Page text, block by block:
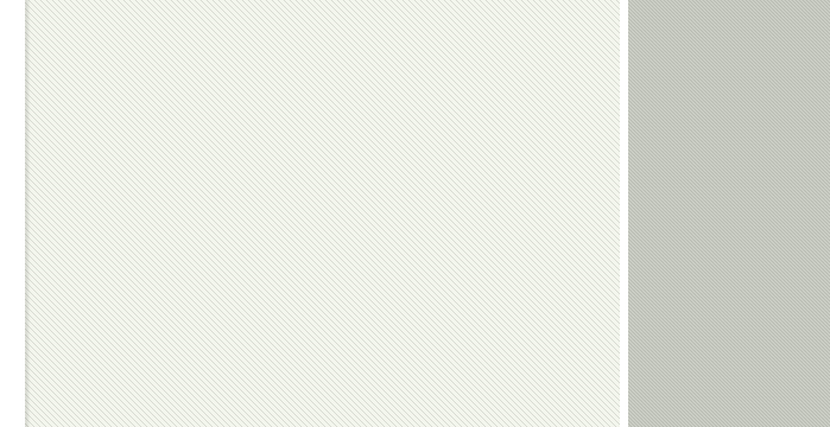
Александр
Москаленко
Валентин
Писеев
Елена
Чайковская
Виктор
Кудрявцев
Олег
Емельянов
Валерий
Муратов
Владимир
Воронков
Геннадий
Карпоносов
Иван
Утробин
Александр
Коган
Алина
Загитова
Андрей
Максимов